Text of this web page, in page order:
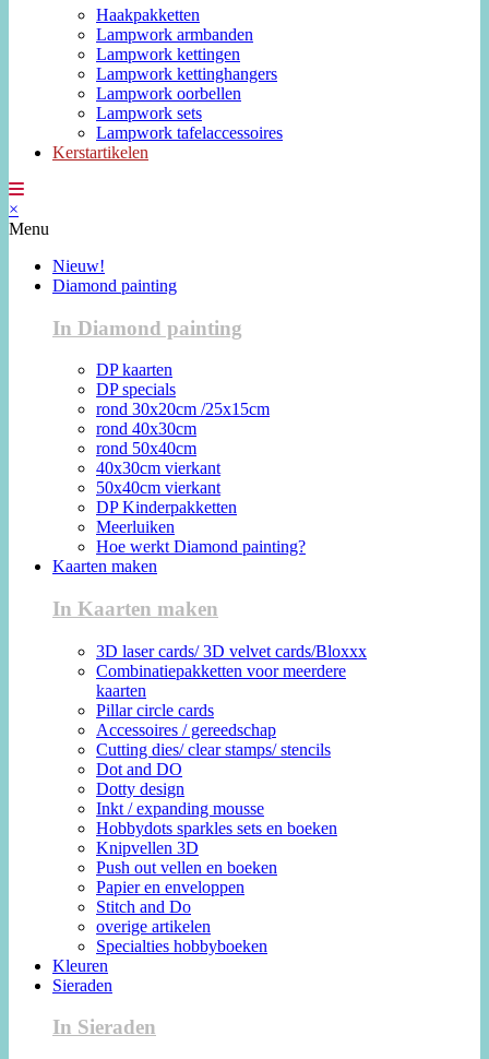
Haakpakketten
Lampwork armbanden
Lampwork kettingen
Lampwork kettinghangers
Lampwork oorbellen
Lampwork sets
Lampwork tafelaccessoires
Kerstartikelen
×
Menu
Nieuw!
Diamond painting
In Diamond painting
DP kaarten
DP specials
rond 30x20cm /25x15cm
rond 40x30cm
rond 50x40cm
40x30cm vierkant
50x40cm vierkant
DP Kinderpakketten
Meerluiken
Hoe werkt Diamond painting?
Kaarten maken
In Kaarten maken
3D laser cards/ 3D velvet cards/Bloxxx
Combinatiepakketten voor meerdere
kaarten
Pillar circle cards
Accessoires / gereedschap
Cutting dies/ clear stamps/ stencils
Dot and DO
Dotty design
Inkt / expanding mousse
Hobbydots sparkles sets en boeken
Knipvellen 3D
Push out vellen en boeken
Papier en enveloppen
Stitch and Do
overige artikelen
Specialties hobbyboeken
Kleuren
Sieraden
In Sieraden